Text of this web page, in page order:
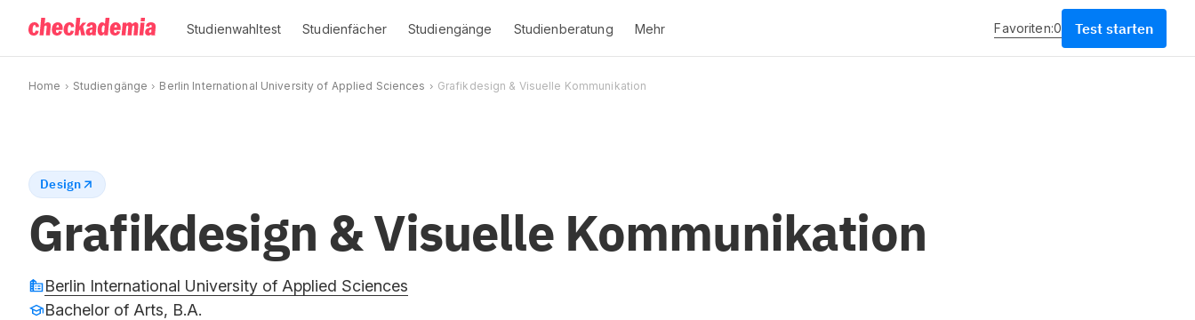
Studienwahltest Studienfächer Studiengänge Studienberatung Mehr Favoriten:0 Test starten
Home Studiengänge Berlin International University of Applied Sciences Grafikdesign & Visuelle Kommunikation
Design
Grafikdesign & Visuelle Kommunikation
Berlin International University of Applied Sciences
Bachelor of Arts, B.A.